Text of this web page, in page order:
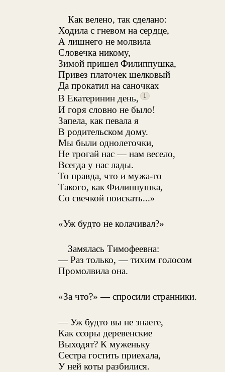
Как велено, так сделано:
Ходила с гневом на сердце,
А лишнего не молвила
Словечка никому,
Зимой пришел Филиппушка,
Привез платочек шелковый
Да прокатил на саночках
В Екатеринин день,
1
И горя словно не было!
Запела, как певала я
В родительском дому.
Мы были однолеточки,
Не трогай нас — нам весело,
Всегда у нас лады.
То правда, что и мужа-то
Такого, как Филиппушка,
Со свечкой поискать...»
«Уж будто не колачивал?»
Замялась Тимофеевна:
— Раз только, — тихим голосом
Промолвила она.
«За что?» — спросили странники.
— Уж будто вы не знаете,
Как ссоры деревенские
Выходят? К муженьку
Сестра гостить приехала,
У ней коты разбилися.